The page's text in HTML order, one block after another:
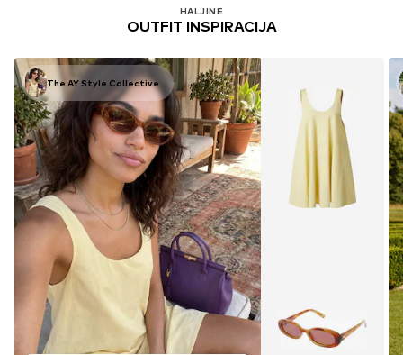
HALJINE
OUTFIT INSPIRACIJA
The AY Style Collective